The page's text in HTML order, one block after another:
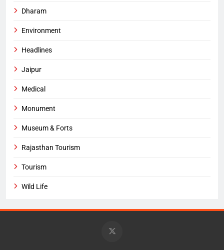
Dharam
Environment
Headlines
Jaipur
Medical
Monument
Museum & Forts
Rajasthan Tourism
Tourism
Wild Life